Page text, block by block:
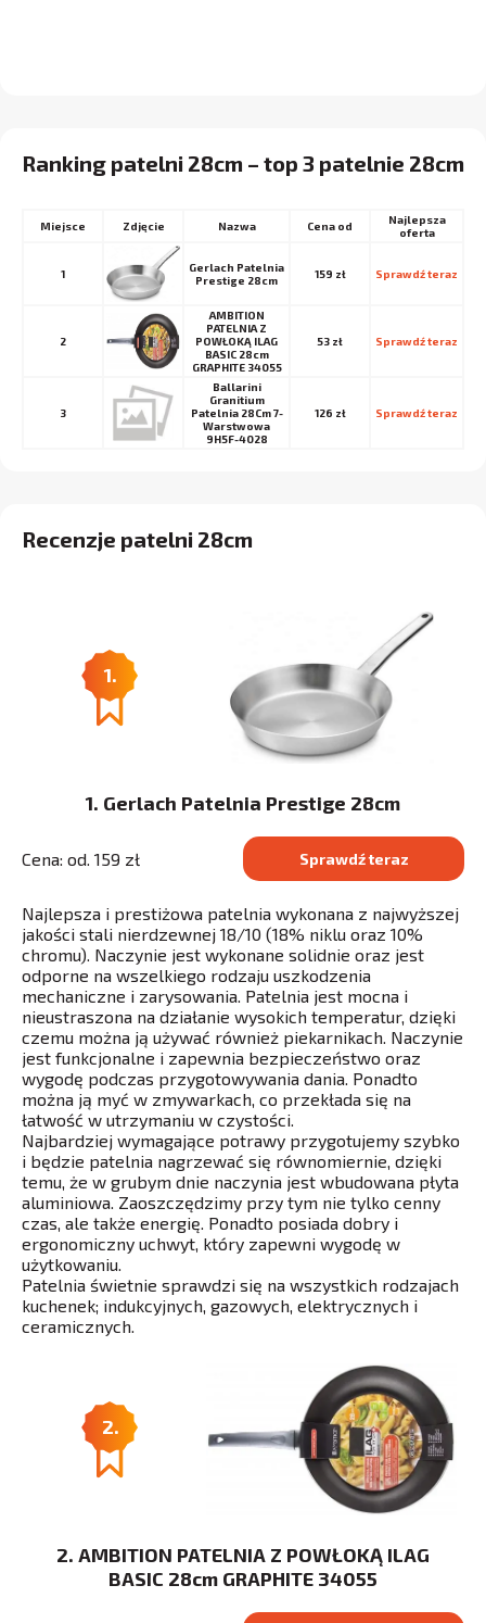
Ranking patelni 28cm – top 3 patelnie 28cm
Miejsce Nazwa Cena od
Najlepsza
oferta
1
Gerlach Patelnia
Prestige 28cm
159 zł Sprawdź teraz
2
AMBITION
PATELNIA Z
POWŁOKĄ ILAG
BASIC 28cm
GRAPHITE 34055
53 zł Sprawdź teraz
3
Ballarini
Granitium
Patelnia 28Cm 7-
Warstwowa
9H5F-4028
126 zł Sprawdź teraz
Recenzje patelni 28cm
1.
1. Gerlach Patelnia Prestige 28cm
Cena: od. 159 zł Sprawdź teraz
Najlepsza i prestiżowa patelnia wykonana z najwyższej
jakości stali nierdzewnej 18/10 (18% niklu oraz 10%
chromu). Naczynie jest wykonane solidnie oraz jest
odporne na wszelkiego rodzaju uszkodzenia
mechaniczne i zarysowania. Patelnia jest mocna i
nieustraszona na działanie wysokich temperatur, dzięki
czemu można ją używać również piekarnikach. Naczynie
jest funkcjonalne i zapewnia bezpieczeństwo oraz
wygodę podczas przygotowywania dania. Ponadto
można ją myć w zmywarkach, co przekłada się na
łatwość w utrzymaniu w czystości.
Najbardziej wymagające potrawy przygotujemy szybko
i będzie patelnia nagrzewać się równomiernie, dzięki
temu, że w grubym dnie naczynia jest wbudowana płyta
aluminiowa. Zaoszczędzimy przy tym nie tylko cenny
czas, ale także energię. Ponadto posiada dobry i
ergonomiczny uchwyt, który zapewni wygodę w
użytkowaniu.
Patelnia świetnie sprawdzi się na wszystkich rodzajach
kuchenek; indukcyjnych, gazowych, elektrycznych i
ceramicznych.
2.
2. AMBITION PATELNIA Z POWŁOKĄ ILAG
BASIC 28cm GRAPHITE 34055